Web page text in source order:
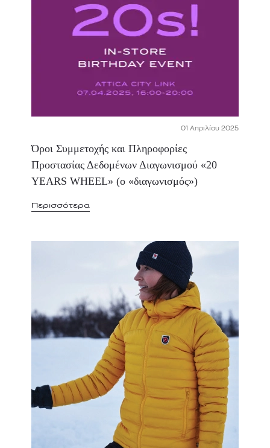
01 Απριλίου 2025
Όροι Συμμετοχής και Πληροφορίες
Προστασίας Δεδομένων Διαγωνισμού «20
YEARS WHEEL» (ο «διαγωνισμός»)
Περισσότερα